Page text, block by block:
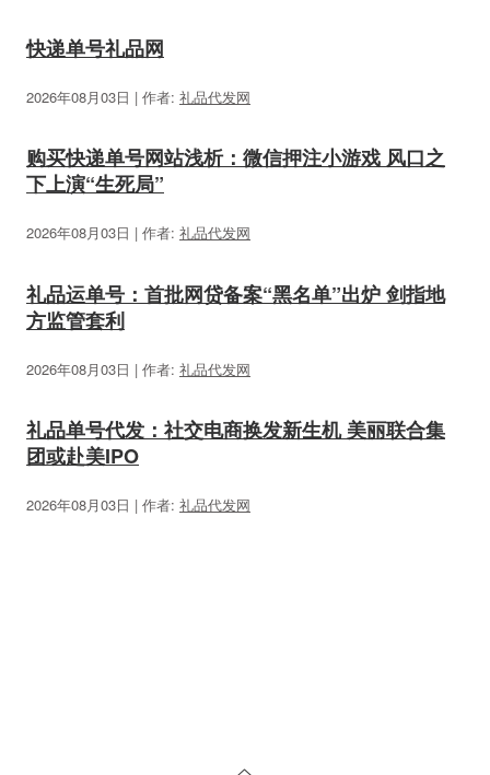
快递单号礼品网
2026年08月03日 | 作者: 礼品代发网
购买快递单号网站浅析：微信押注小游戏 风口之
下上演“生死局”
2026年08月03日 | 作者: 礼品代发网
礼品运单号：首批网贷备案“黑名单”出炉 剑指地
方监管套利
2026年08月03日 | 作者: 礼品代发网
礼品单号代发：社交电商换发新生机 美丽联合集
团或赴美IPO
2026年08月03日 | 作者: 礼品代发网